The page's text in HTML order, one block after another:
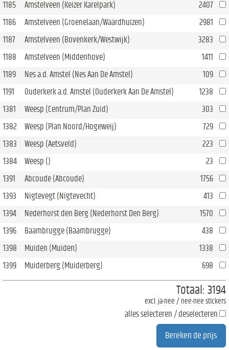
1185
Amstelveen (Keizer Karelpark)
2407
1186
Amstelveen (Groenelaan/Waardhuizen)
2981
1187
Amstelveen (Bovenkerk/Westwijk)
3283
1188
Amstelveen (Middenhove)
1411
1189
Nes a.d. Amstel (Nes Aan De Amstel)
109
1191
Ouderkerk a.d. Amstel (Ouderkerk Aan De Amstel)
1238
1381
Weesp (Centrum/Plan Zuid)
303
1382
Weesp (Plan Noord/Hogeweij)
729
1383
Weesp (Aetsveld)
223
1384
Weesp ()
23
1391
Abcoude (Abcoude)
1756
1393
Nigtevegt (Nigtevecht)
413
1394
Nederhorst den Berg (Nederhorst Den Berg)
1570
1396
Baambrugge (Baambrugge)
438
1398
Muiden (Muiden)
1338
1399
Muiderberg (Muiderberg) 698
Totaal: 3194
excl. ja-nee / nee-nee stickers
alles selecteren / deselecteren